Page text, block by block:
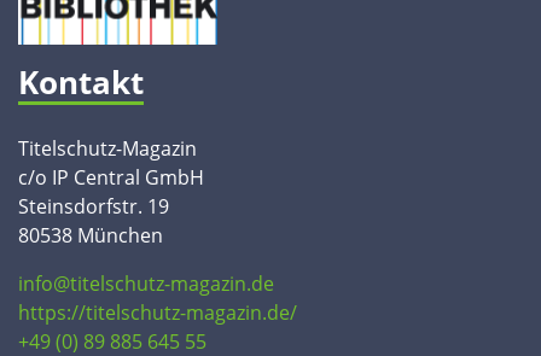
Kontakt
Titelschutz-Magazin
c/o IP Central GmbH
Steinsdorfstr. 19
80538 München
info@titelschutz-magazin.de
https://titelschutz-magazin.de/
+49 (0) 89 885 645 55